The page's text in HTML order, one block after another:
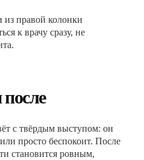
правой колонки
к врачу сразу, не
после
с твёрдым выступом: он
просто беспокоит. После
становится ровным,